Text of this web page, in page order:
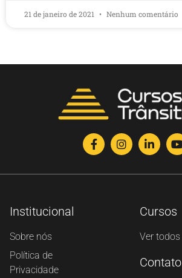
21 de janeiro de 2021 Nenhum comentário
Institucional
Sobre nós
Política de
Privacidade
Cursos
Ver todos
Contato